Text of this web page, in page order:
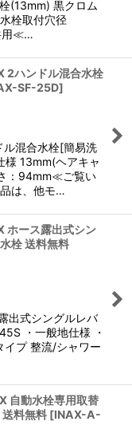
(13mm) 黒クロム
栓取付穴径
用≪…
2ハンドル混合水栓
SF-25D]
混合水栓[簡易洗
様 13mm(ヘアキャ
：94mm≪ご覧い
は、他モ…
ホース露出式シン
栓 送料無料
出式シングルレバ
・一般地仕様 ・
イプ 整流/シャワー
自動水栓専用取替
料無料 [INAX-A-